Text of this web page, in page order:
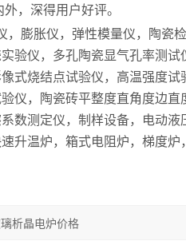
，深得用户好评。
，膨胀仪，弹性模量仪，陶瓷
验仪，多孔陶瓷显气孔率测
式烧结点试验仪，高温强度
仪，陶瓷砖平整度直角度边
数测定仪，制样设备，电动
升温炉，箱式电阻炉，梯度